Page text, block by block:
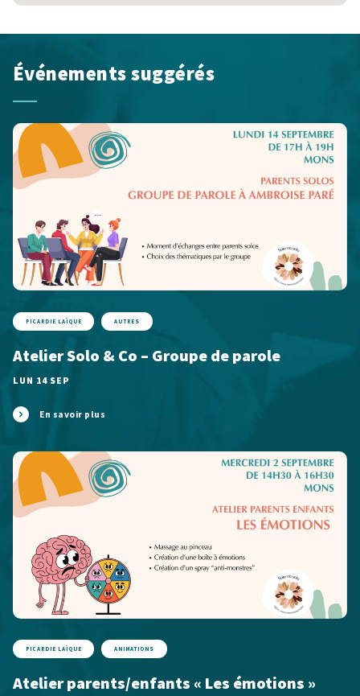
Événements suggérés
PICARDIE LAÏQUE AUTRES
Atelier Solo & Co – Groupe de parole
LUN 14 SEP
En savoir plus
PICARDIE LAÏQUE ANIMATIONS
Atelier parents/enfants « Les émotions »